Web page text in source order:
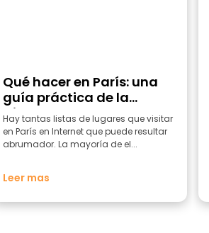
Qué hacer en París: una
guía práctica de la
Ciudad de la Luz
Hay tantas listas de lugares que visitar
en París en Internet que puede resultar
abrumador. La mayoría de el...
Leer mas